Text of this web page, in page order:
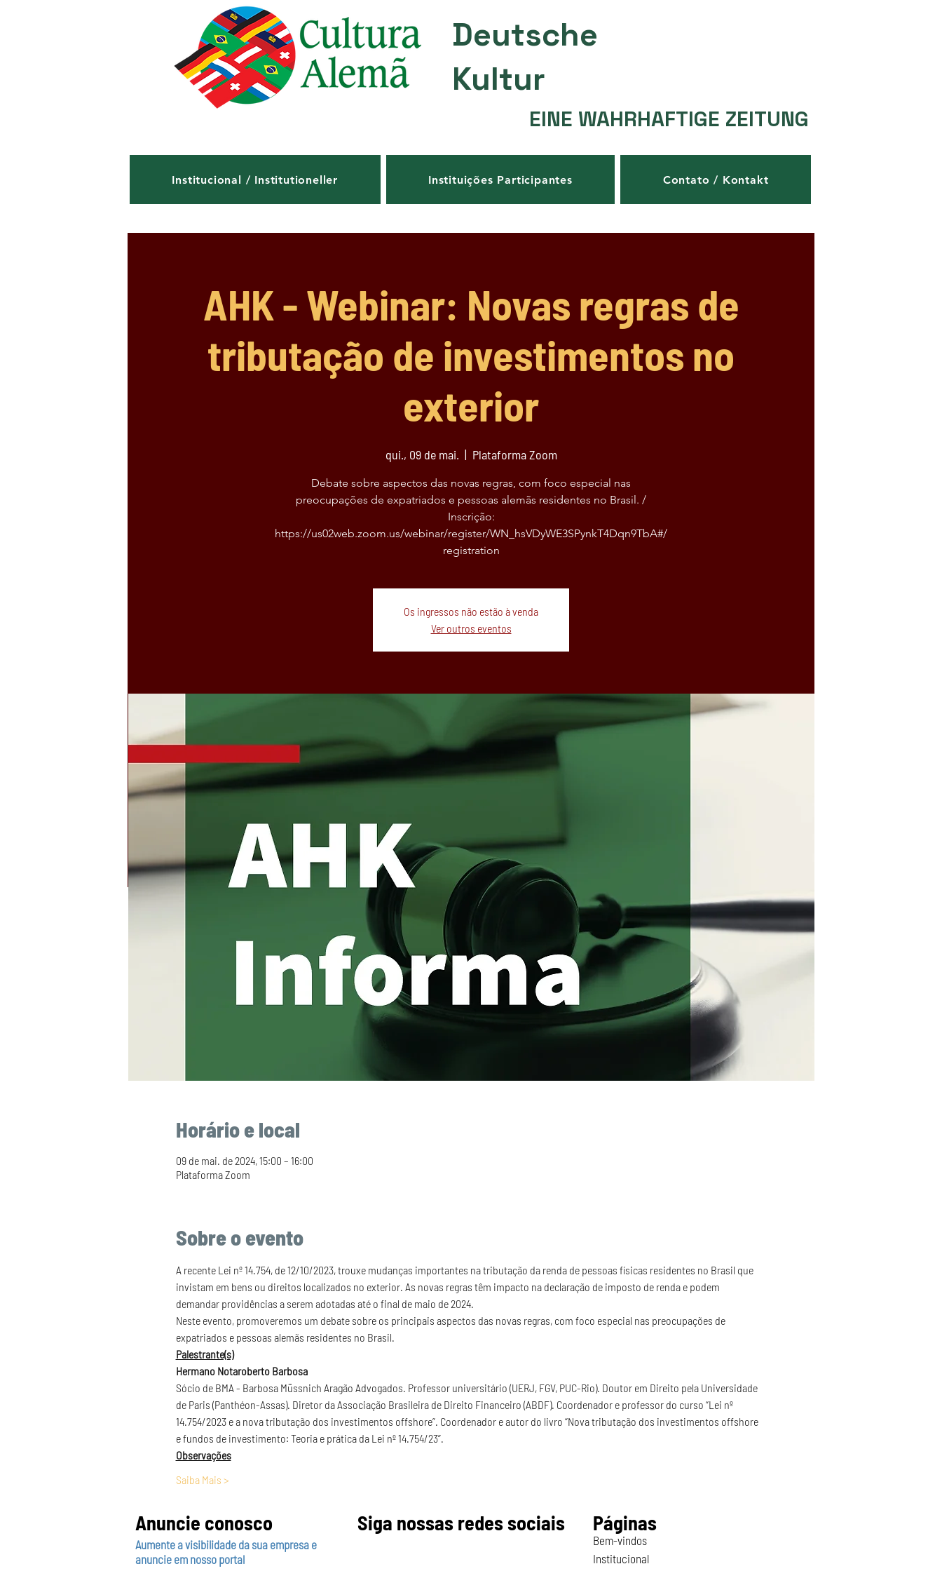
Deutsche
Kultur
EINE WAHRHAFTIGE ZEITUNG
Institucional / Institutioneller Instituições Participantes Contato / Kontakt
AHK - Webinar: Novas regras de
tributação de investimentos no
exterior
qui., 09 de mai.
  |
Plataforma Zoom
Debate sobre aspectos das novas regras, com foco especial nas
preocupações de expatriados e pessoas alemãs residentes no Brasil. /
Inscrição:
https://us02web.zoom.us/webinar/register/WN_hsVDyWE3SPynkT4Dqn9TbA#/
registration
Os ingressos não estão à venda
Ver outros eventos
Horário e local
09 de mai. de 2024, 15:00 – 16:00
Plataforma Zoom
Sobre o evento
A recente Lei nº 14.754, de 12/10/2023, trouxe mudanças importantes na tributação da renda de pessoas físicas residentes no Brasil que
invistam em bens ou direitos localizados no exterior. As novas regras têm impacto na declaração de imposto de renda e podem
demandar providências a serem adotadas até o final de maio de 2024.
Neste evento, promoveremos um debate sobre os principais aspectos das novas regras, com foco especial nas preocupações de
expatriados e pessoas alemãs residentes no Brasil.
Palestrante(s)
Hermano Notaroberto Barbosa
Sócio de BMA - Barbosa Müssnich Aragão Advogados. Professor universitário (UERJ, FGV, PUC-Rio). Doutor em Direito pela Universidade
de Paris (Panthéon-Assas). Diretor da Associação Brasileira de Direito Financeiro (ABDF). Coordenador e professor do curso “Lei nº
14.754/2023 e a nova tributação dos investimentos offshore”. Coordenador e autor do livro “Nova tributação dos investimentos offshore
e fundos de investimento: Teoria e prática da Lei nº 14.754/23”.
Observações
Saiba Mais >
Anuncie conosco Siga nossas redes sociais
Aumente a visibilidade da sua empresa e
anuncie em nosso portal
Páginas
Bem-vindos
Institucional